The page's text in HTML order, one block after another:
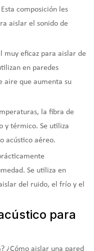
composición les
aislar el sonido de
muy eficaz para aislar de
en paredes
aire que aumenta su
la fibra de
y térmico. Se utiliza
acústico aéreo.
Se utiliza en
del ruido, el frío y el
para
¿Cómo aislar una pared